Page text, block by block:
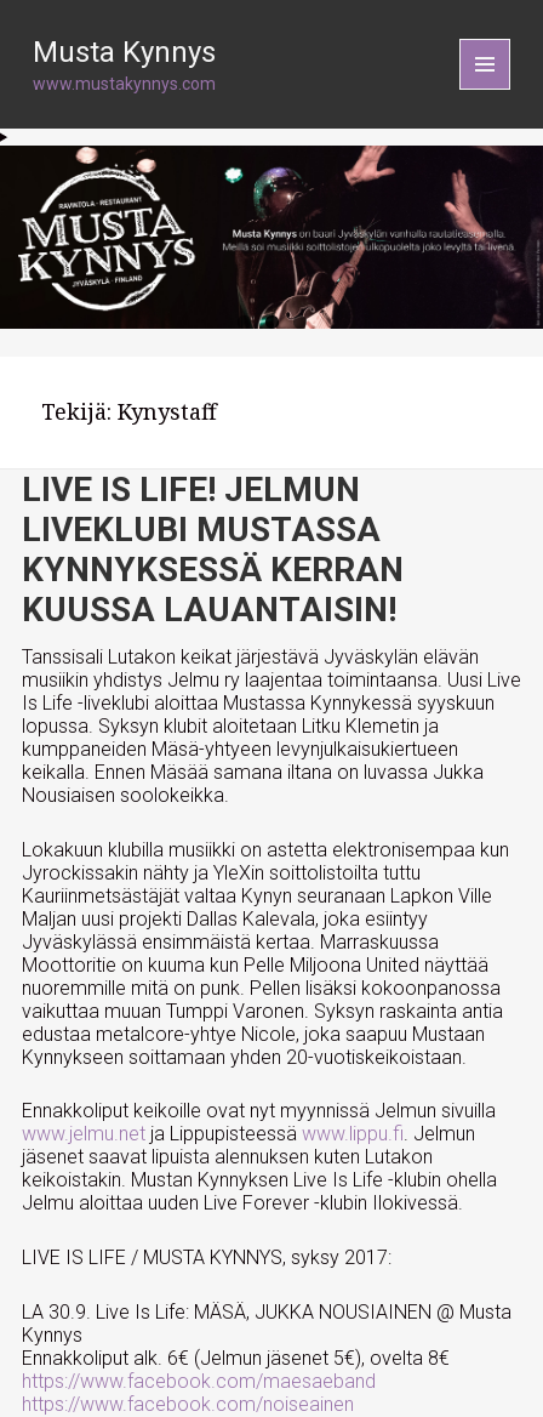
Musta Kynnys
www.mustakynnys.com
Tekijä:Kynystaff
LIVE IS LIFE! JELMUN
LIVEKLUBI MUSTASSA
KYNNYKSESSÄ KERRAN
KUUSSA LAUANTAISIN!
Tanssisali Lutakon keikat järjestävä Jyväskylän elävän
musiikin yhdistys Jelmu ry laajentaa toimintaansa. Uusi Live
Is Life -liveklubi aloittaa Mustassa Kynnykessä syyskuun
lopussa. Syksyn klubit aloitetaan Litku Klemetin ja
kumppaneiden Mäsä-yhtyeen levynjulkaisukiertueen
keikalla. Ennen Mäsää samana iltana on luvassa Jukka
Nousiaisen soolokeikka.
Lokakuun klubilla musiikki on astetta elektronisempaa kun
Jyrockissakin nähty ja YleXin soittolistoilta tuttu
Kauriinmetsästäjät valtaa Kynyn seuranaan Lapkon Ville
Maljan uusi projekti Dallas Kalevala, joka esiintyy
Jyväskylässä ensimmäistä kertaa. Marraskuussa
Moottoritie on kuuma kun Pelle Miljoona United näyttää
nuoremmille mitä on punk. Pellen lisäksi kokoonpanossa
vaikuttaa muuan Tumppi Varonen. Syksyn raskainta antia
edustaa metalcore-yhtye Nicole, joka saapuu Mustaan
Kynnykseen soittamaan yhden 20-vuotiskeikoistaan.
Ennakkoliput keikoille ovat nyt myynnissä Jelmun sivuilla
www.jelmu.netja Lippupisteessä www.lippu.fi. Jelmun
jäsenet saavat lipuista alennuksen kuten Lutakon
keikoistakin. Mustan Kynnyksen Live Is Life -klubin ohella
Jelmu aloittaa uuden Live Forever -klubin Ilokivessä.
LIVE IS LIFE / MUSTA KYNNYS, syksy 2017:
LA 30.9. Live Is Life: MÄSÄ, JUKKA NOUSIAINEN @ Musta
Kynnys
Ennakkoliput alk. 6€ (Jelmun jäsenet 5€), ovelta 8€
https://www.facebook.com/maesaeband
https://www.facebook.com/noiseainen